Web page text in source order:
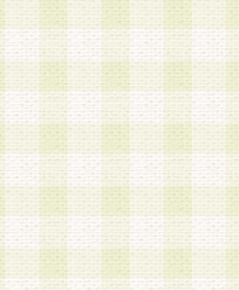
付随する業務
電話番号その他の登録情報につ
社所定の変更手続きを行うもの
認めた場合、会員に対して、電
報の対象者が会員登録者本人で
ること、アンケートの回答内容
のとます。
録後当社が定期的に行う登録情
期間内に更新手続きを行うもの
続きを行わない場合、その時点
は失効されるものとします。